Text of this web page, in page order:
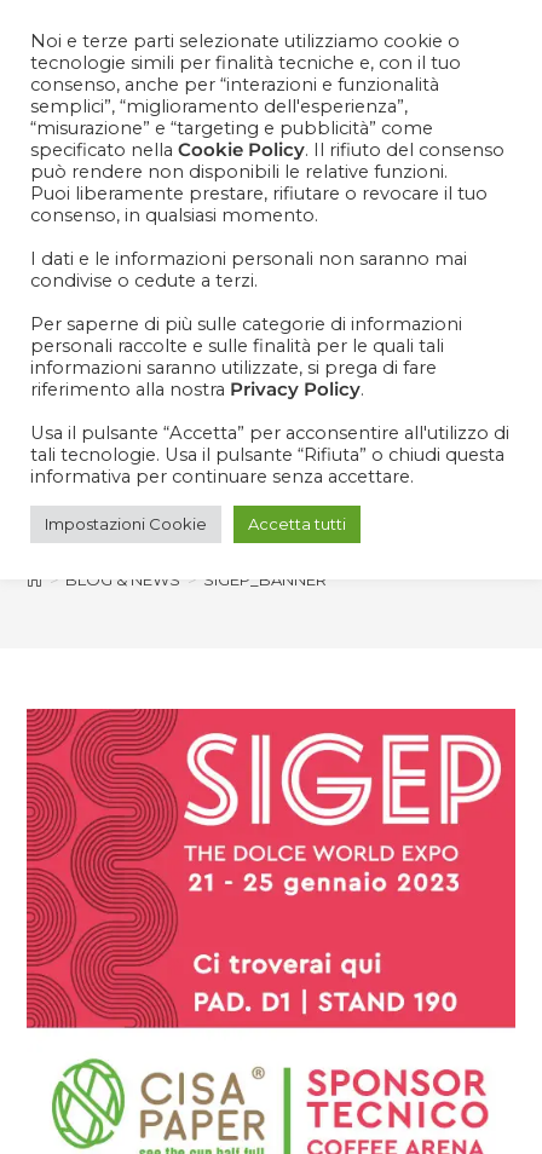
Cosa aspetti? Entra nel mondo Cisapaper! Resta aggiornato
su news, novità e soprattutto promo promo promoooooo!
VOGLIO ISCRIVERMI ALLA NEWSLETTER
SIGEP_BANNER
> BLOG & NEWS > SIGEP_BANNER
Noi e terze parti selezionate utilizziamo cookie o
tecnologie simili per finalità tecniche e, con il tuo
consenso, anche per “interazioni e funzionalità
semplici”, “miglioramento dell'esperienza”,
“misurazione” e “targeting e pubblicità” come
specificato nella Cookie Policy. Il rifiuto del consenso
può rendere non disponibili le relative funzioni.
Puoi liberamente prestare, rifiutare o revocare il tuo
consenso, in qualsiasi momento.
I dati e le informazioni personali non saranno mai
condivise o cedute a terzi.
Per saperne di più sulle categorie di informazioni
personali raccolte e sulle finalità per le quali tali
informazioni saranno utilizzate, si prega di fare
riferimento alla nostra Privacy Policy.
Usa il pulsante “Accetta” per acconsentire all'utilizzo di
tali tecnologie. Usa il pulsante “Rifiuta” o chiudi questa
informativa per continuare senza accettare.
Impostazioni Cookie Accetta tutti
Contattaci +39 081 1857 2119